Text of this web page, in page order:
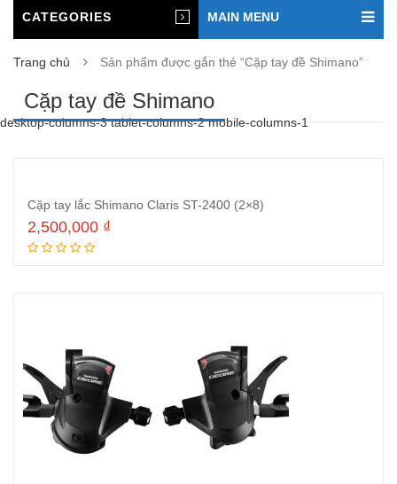
CATEGORIES MAIN MENU
Trang chủ Sản phẩm được gắn thẻ “Cặp tay đề Shimano”
Cặp tay đề Shimano
desktop-columns-3 tablet-columns-2 mobile-columns-1
Cặp tay lắc Shimano Claris ST-2400 (2×8)
2,500,000 ₫